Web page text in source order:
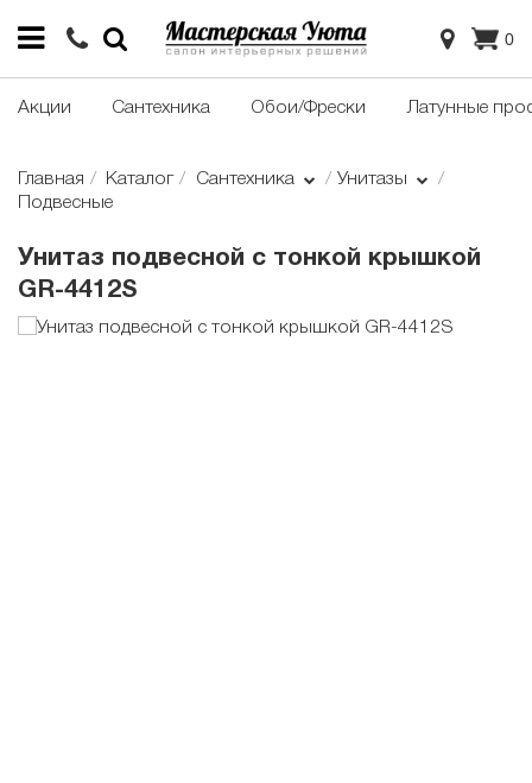
0
Акции Сантехника Обои/Фрески Латунные
Главная Каталог Сантехника
Унитазы
Подвесные
Унитаз подвесной с тонкой крышкой
GR-4412S